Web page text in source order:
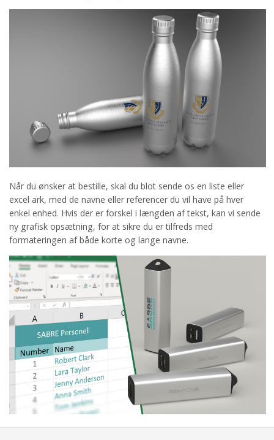
Når du ønsker at bestille, skal du blot sende os en liste eller
excel ark, med de navne eller referencer du vil have på hver
enkel enhed. Hvis der er forskel i længden af tekst, kan vi sende
ny grafisk opsætning, for at sikre du er tilfreds med
formateringen af både korte og lange navne.